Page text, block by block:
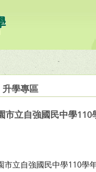
升學專區
市立自強國民中學
市立自強國民中學110學